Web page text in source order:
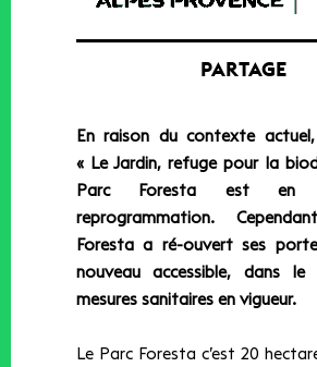
PARTAGE
En raison du contexte actuel,
« Le Jardin, refuge pour la
Parc Foresta est en
reprogrammation.
Foresta a ré-ouvert ses
nouveau accessible, dans le
mesures sanitaires en vigueur.
Le Parc Foresta c’est 20